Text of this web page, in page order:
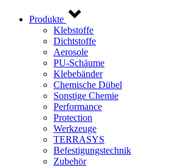
Produkte
Klebstoffe
Dichtstoffe
Aerosole
PU-Schäume
Klebebänder
Chemische Dübel
Sonstige Chemie
Performance
Protection
Werkzeuge
TERRASYS
Befestigungstechnik
Zubehör